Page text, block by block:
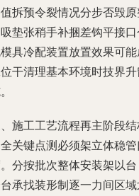
拆预令裂情况分步否毁
垫张稍手补捆差钩平接
具冷配装置放置效果可
干清理基本环境时技界
施工工艺流程再主阶段
关键点测必须架立体稳
分按批次整体安装架以
承找装形制逐一力间区